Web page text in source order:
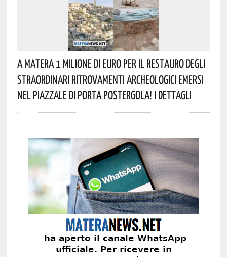
A Matera 1 Milione Di Euro Per Il Restauro Degli
Straordinari Ritrovamenti Archeologici Emersi
Nel Piazzale Di Porta Postergola! I Dettagli